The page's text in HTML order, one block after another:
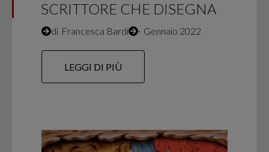
SCRITTORE CHE DISEGNA
di Francesca Bardi ∙ Gennaio 2022
LEGGI DI PIÙ